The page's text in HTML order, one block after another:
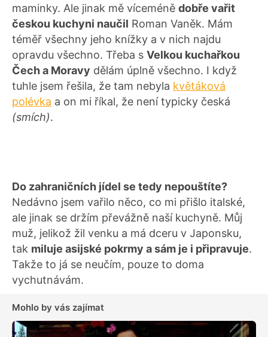
maminky. Ale jinak mě víceméně dobře vařit
českou kuchyni naučil Roman Vaněk. Mám
téměř všechny jeho knížky a v nich najdu
opravdu všechno. Třeba s Velkou kuchařkou
Čech a Moravy dělám úplně všechno. I když
tuhle jsem řešila, že tam nebyla květáková
polévka a on mi říkal, že není typicky česká
(smích).
Do zahraničních jídel se tedy nepouštíte?
Nedávno jsem vařilo něco, co mi přišlo italské,
ale jinak se držím převážně naší kuchyně. Můj
muž, jelikož žil venku a má dceru v Japonsku,
tak miluje asijské pokrmy a sám je i připravuje.
Takže to já se neučím, pouze to doma
vychutnávám.
Mohlo by vás zajímat